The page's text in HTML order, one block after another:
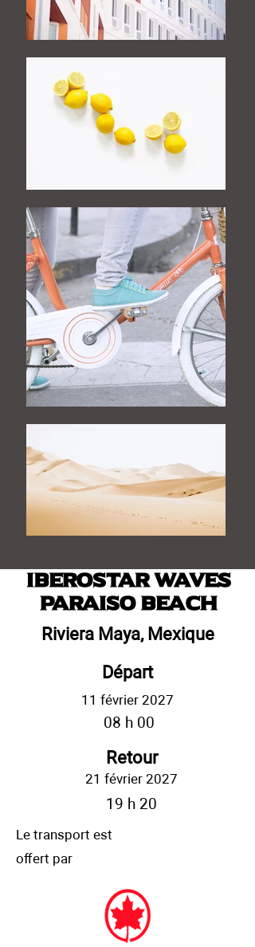
Iberostar Waves
Paraiso Beach
Riviera Maya, Mexique
Départ
11 février 2027
08 h 00
Retour
21 février 2027
19 h 20
Le transport est
offert par